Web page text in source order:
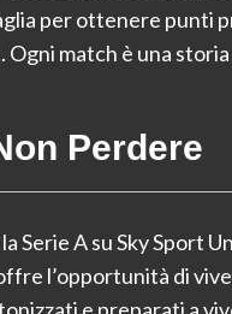
per ottenere punti
match è una
Perdere
Serie A su Sky Sport
l’opportunità di